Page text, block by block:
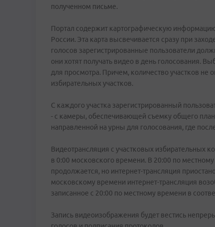
полученном письме.
Портал содержит картографическую
России. Эта карта высвечивается сразу при
голосов зарегистрированные пользователи
они хотят получать видео в день голосования.
для просмотра. Причем, количество участков не
избирательных участков.
С каждого участка зарегистрированный
- с камеры, обеспечивающей съемку общего
направленной на урны для голосования, где
Видеотрансляция с участковых избирательных
в 0:00 московского времени. В 20:00 по
продолжается, но интернет-трансляция
московскому времени интернет-трансляция
записанное с 20:00 по местному времени в
Запись видеоизображения будет вестись